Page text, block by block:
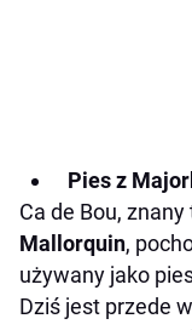
Pies z
Ca de Bou,
Mallorquin,
używany jako
Dziś jest przede